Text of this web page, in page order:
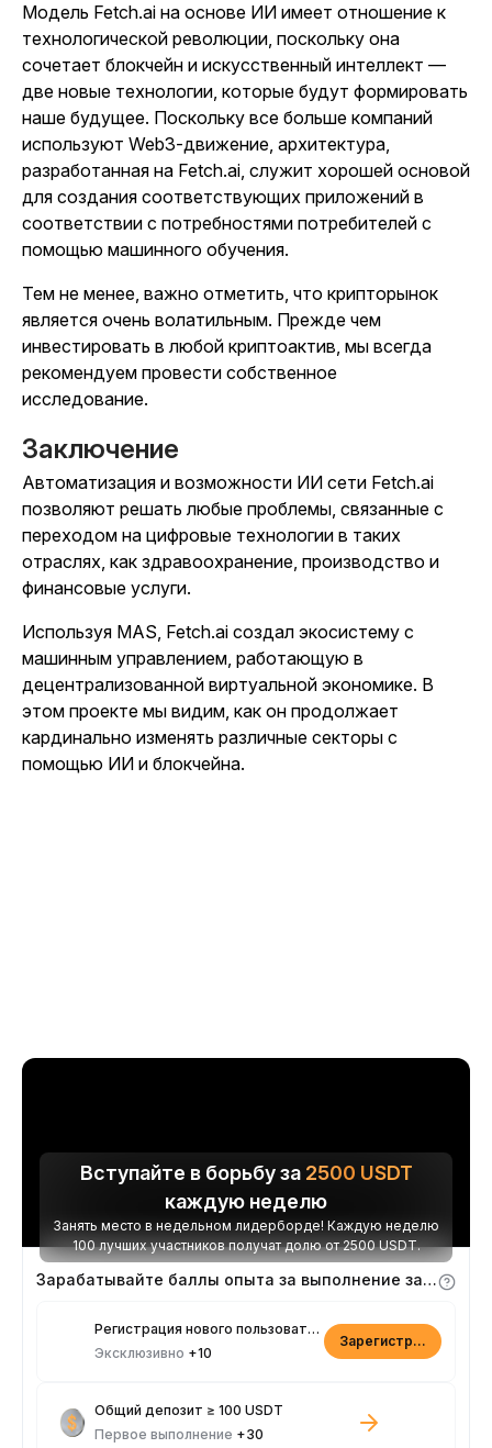
Модель Fetch.ai на основе ИИ имеет отношение к
технологической революции, поскольку она
сочетает блокчейн и искусственный интеллект —
две новые технологии, которые будут формировать
наше будущее. Поскольку все больше компаний
используют Web3-движение, архитектура,
разработанная на Fetch.ai, служит хорошей основой
для создания соответствующих приложений в
соответствии с потребностями потребителей с
помощью машинного обучения.
Тем не менее, важно отметить, что крипторынок
является очень волатильным. Прежде чем
инвестировать в любой криптоактив, мы всегда
рекомендуем провести собственное
исследование.
Заключение
Автоматизация и возможности ИИ сети Fetch.ai
позволяют решать любые проблемы, связанные с
переходом на цифровые технологии в таких
отраслях, как здравоохранение, производство и
финансовые услуги.
Используя MAS, Fetch.ai создал экосистему с
машинным управлением, работающую в
децентрализованной виртуальной экономике. В
этом проекте мы видим, как он продолжает
кардинально изменять различные секторы с
помощью ИИ и блокчейна.
Вступайте в борьбу за 2500 USDT
каждую неделю
Занять место в недельном лидерборде! Каждую неделю
100 лучших участников получат долю от 2500 USDT.
Зарабатывайте баллы опыта за выполнение заданий
Регистрация нового пользователя
Эксклюзивно +10
Зарегистрироваться
Общий депозит ≥ 100 USDT
Первое выполнение +30